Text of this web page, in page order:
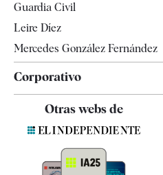
Guardia Civil
Leire Díez
Mercedes González Fernández
Corporativo
Otras webs de